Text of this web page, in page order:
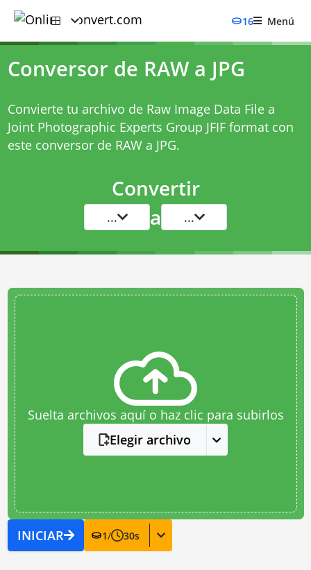
16 Menú
Conversor de RAW a JPG
Convierte tu archivo de Raw Image Data File a
Joint Photographic Experts Group JFIF format con
este conversor de RAW a JPG.
Convertir
... a ...
Suelta archivos aquí o haz clic para subirlos
Elegir archivo
INICIAR 1/ 30s